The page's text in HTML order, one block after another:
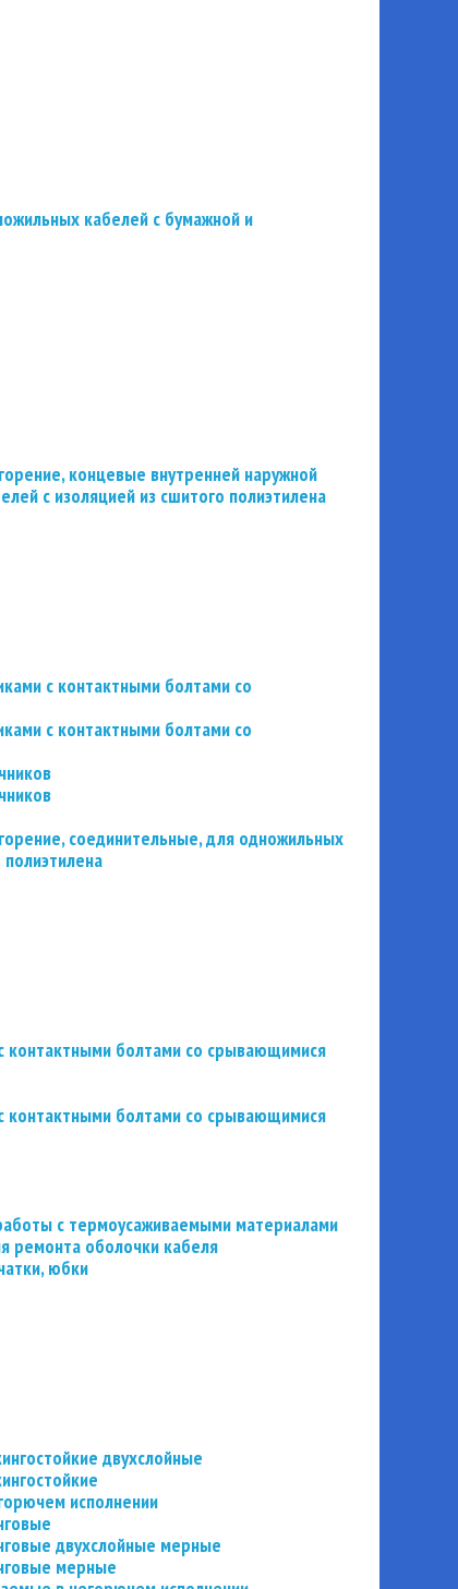
кабелей с бумажной и
концевые внутренней наружной
с изоляцией из сшитого полиэтилена
с контактными болтами со
с контактными болтами со
соединительные, для одножильных
контактными болтами со срывающимися
контактными болтами со срывающимися
с термоусаживаемыми материалами
ремонта оболочки кабеля
юбки
двухслойные
исполнении
двухслойные мерные
мерные